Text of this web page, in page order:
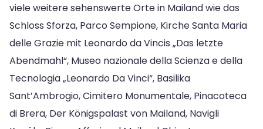
viele weitere sehenswerte Orte in Mailand wie das
Schloss Sforza, Parco Sempione, Kirche Santa Maria
delle Grazie mit Leonardo da Vincis „Das letzte
Abendmahl“, Museo nazionale della Scienza e della
Tecnologia „Leonardo Da Vinci“, Basilika
Sant’Ambrogio, Cimitero Monumentale, Pinacoteca
di Brera, Der Königspalast von Mailand, Navigli